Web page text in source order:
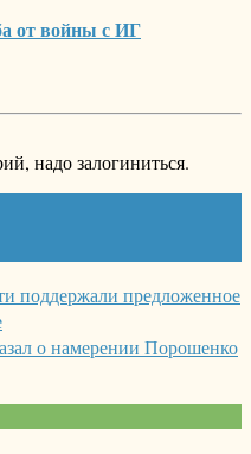
от войны с ИГ
надо залогиниться.
поддержали предложенное
о намерении Порошенко